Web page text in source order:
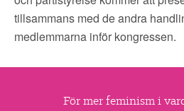
NYHETER
tillsammans med de andra
medlemmarna inför kongressen.
För mer feminism i